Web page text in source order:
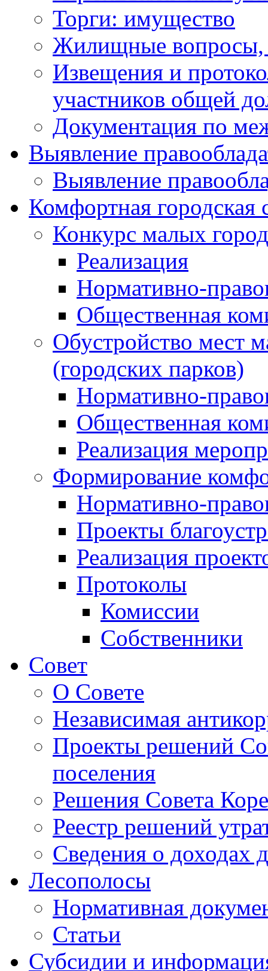
Торги: имущество
Жилищные вопросы,
Извещения и
участников общей
Документация по
Выявление
Выявление
Комфортная городская
Конкурс малых
Реализация
Нормативно-
Общественная
Обустройство мест
(городских парков)
Нормативно-
Общественная
Реализация
Формирование
Нормативно-
Проекты
Реализация
Протоколы
Комиссии
Собственники
Совет
О Совете
Независимая
Проекты решений
поселения
Решения Совета
Реестр решений
Сведения о доходах
Лесополосы
Нормативная
Статьи
Субсидии и